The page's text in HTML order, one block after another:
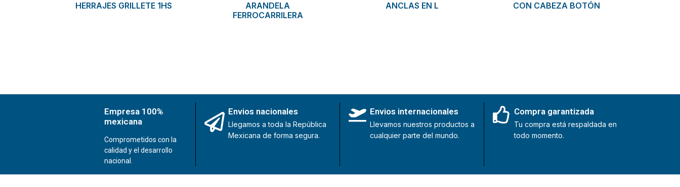
HERRAJES GRILLETE 1HS
ARANDELA
FERROCARRILERA
ANCLAS EN L CON CABEZA BOTÓN
Empresa 100%
mexicana
Comprometidos con la
calidad y el desarrollo
nacional.
Envios nacionales
Llegamos a toda la República
Mexicana de forma segura.
Envios internacionales
Llevamos nuestros productos a
cualquier parte del mundo.
Compra garantizada
Tu compra está respaldada en
todo momento.